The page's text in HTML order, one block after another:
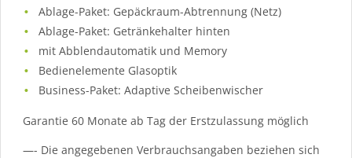
Ablage-Paket: Gepäckraum-Abtrennung (Netz)
Ablage-Paket: Getränkehalter hinten
mit Abblendautomatik und Memory
Bedienelemente Glasoptik
Business-Paket: Adaptive Scheibenwischer
Garantie 60 Monate ab Tag der Erstzulassung möglich
—- Die angegebenen Verbrauchsangaben beziehen sich